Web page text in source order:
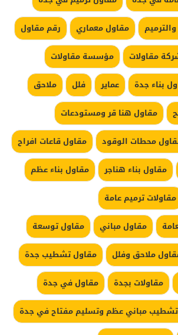
مقاول معماري
رقم مقاول
مقاولات
مؤسسة مقاولات
بناء جدة عماير فلل
ملاحق
مقاول هنا قر ومستودعات
محطات الوقود
مقاول قاعات افراح
مقاول بناء هناجر
مقاول بناء عظم
مقاولات ترميم عامة
مقاول مباني
مقاول توسعة
ملاحق وفلل
مقاول تشطيب جدة
مقاولات بجدة
مقاول في جدة
مباني عظم وتسليم مفتاح في جدة